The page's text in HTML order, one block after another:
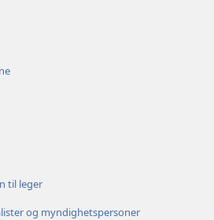
til leger
og myndighetspersoner